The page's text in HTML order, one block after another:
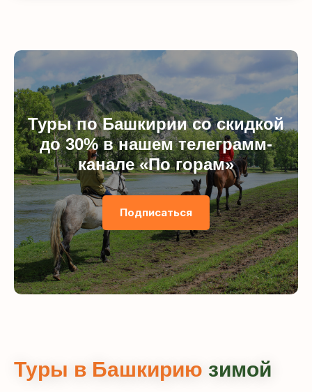
Туры по Башкирии со скидкой
до 30% в нашем телеграмм-
канале «По горам»
Подписаться
Туры в Башкирию зимой